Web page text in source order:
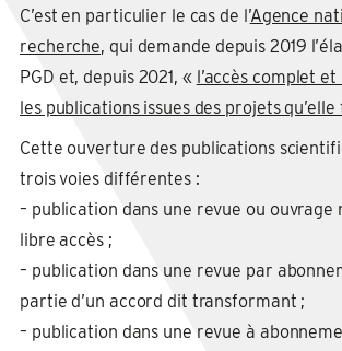
C’est en particulier le cas de l’Agence
recherche, qui demande depuis 2019
PGD et, depuis 2021, « l’accès complet
les publications issues des projets qu’elle
Cette ouverture des publications
trois voies différentes :
– publication dans une revue ou ouvrage
libre accès ;
– publication dans une revue par
partie d’un accord dit transformant ;
– publication dans une revue à